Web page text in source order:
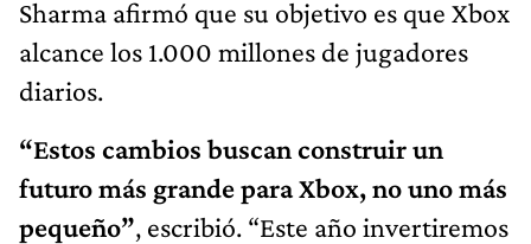
Sharma afirmó que su objetivo es que Xbox
alcance los 1.000 millones de jugadores
diarios.
“Estos cambios buscan construir un
futuro más grande para Xbox, no uno más
pequeño”, escribió. “Este año invertiremos